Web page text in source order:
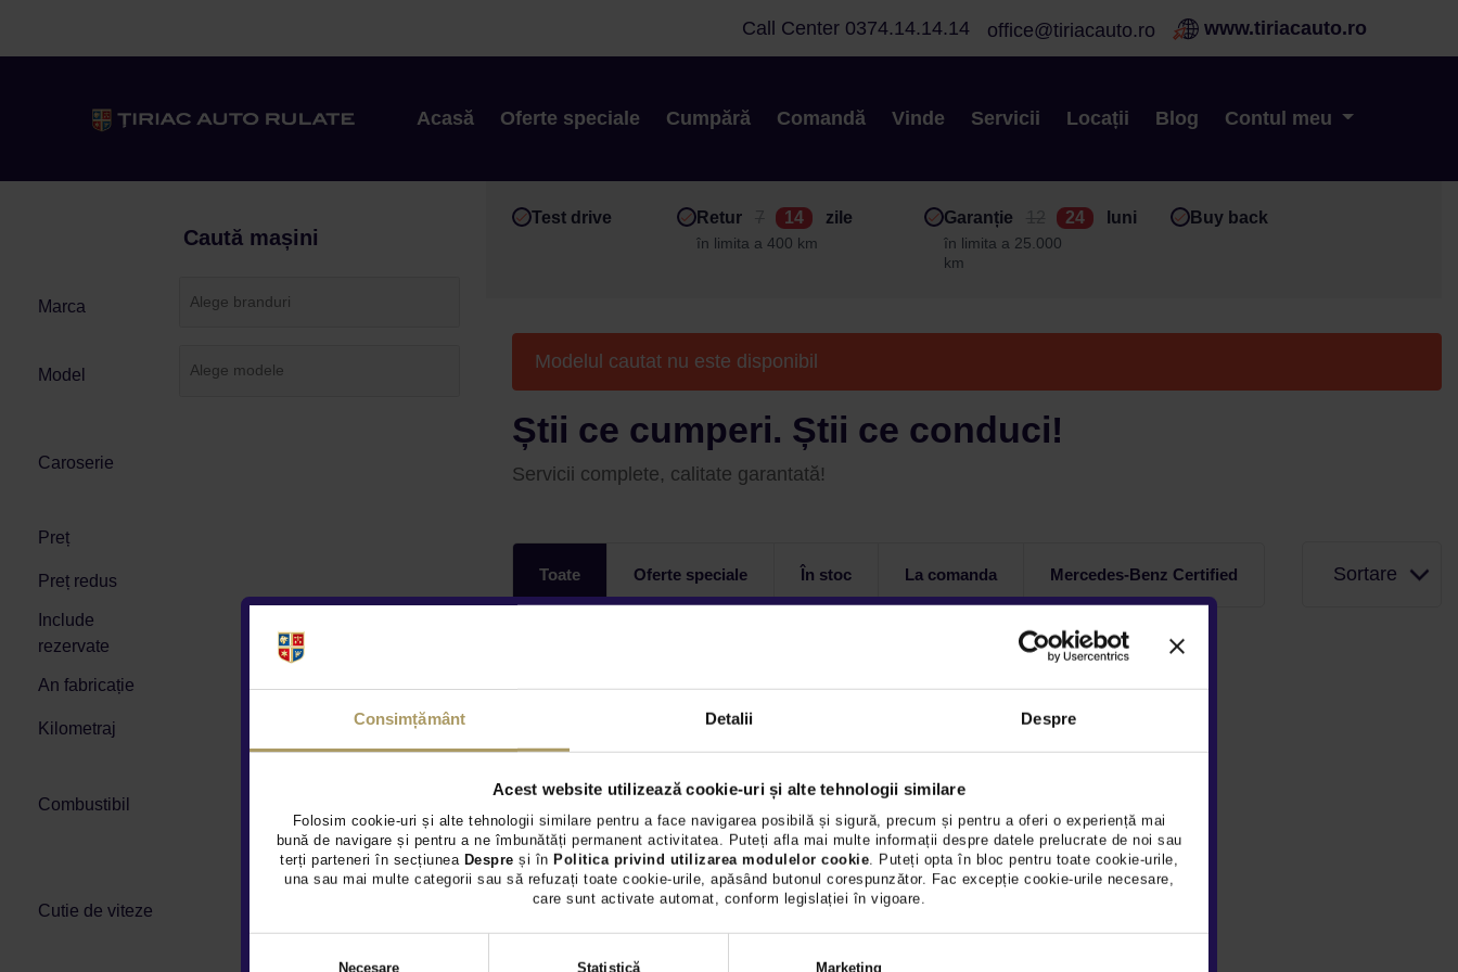
Consimțământ Detalii Despre
Acest website utilizează cookie-uri și alte tehnologii similare
Folosim cookie-uri și alte tehnologii similare pentru a face navigarea posibilă și sigură, precum și pentru a oferi o experiență mai
bună de navigare și pentru a ne îmbunătăți permanent activitatea. Puteți afla mai multe informații despre datele prelucrate de noi sau
terți parteneri în secțiunea Despre și în Politica privind utilizarea modulelor cookie. Puteți opta în bloc pentru toate cookie-urile,
una sau mai multe categorii sau să refuzați toate cookie-urile, apăsând butonul corespunzător. Fac excepție cookie-urile necesare,
care sunt activate automat, conform legislației în vigoare.
Necesare Statistică Marketing
Call Center 0374.14.14.14 office@tiriacauto.ro www.tiriacauto.ro
Acasă Oferte speciale Cumpără Comandă Vinde Servicii Locații Blog Contul meu
Caută mașini
Marca
Model
Caroserie
Preț
Preț redus
Include
rezervate
An fabricație
Kilometraj
Combustibil
Cutie de viteze
Test drive Retur 14 zile
în limita a 400 km
Garanție 24 luni
în limita a 25.000
km
Buy back
Modelul cautat nu este disponibil
Știi ce cumperi. Știi ce conduci!
Servicii complete, calitate garantată!
Toate Oferte speciale În stoc La comanda Mercedes-Benz Certified Sortare